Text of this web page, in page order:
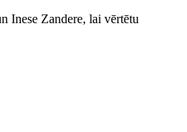
Inese Zandere, lai vērtētu